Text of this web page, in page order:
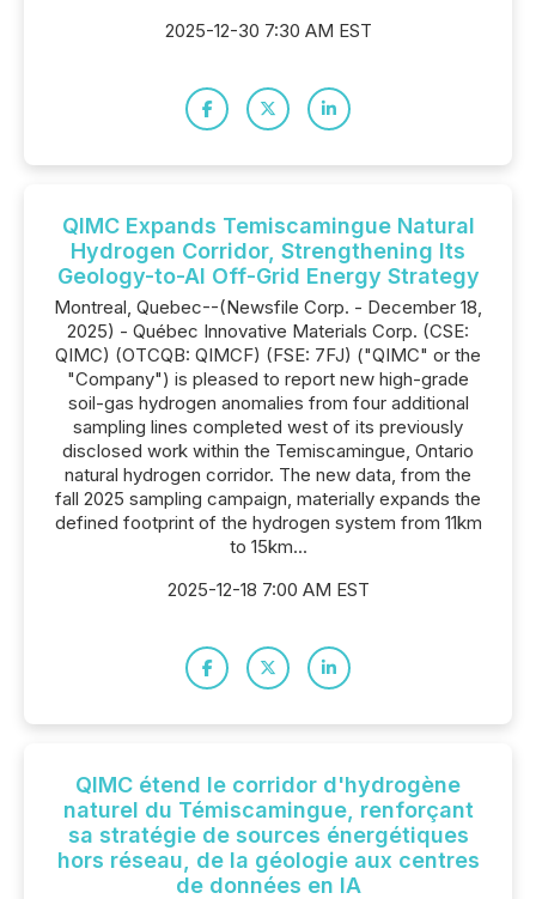
2025-12-30 7:30 AM EST
QIMC Expands Temiscamingue Natural
Hydrogen Corridor, Strengthening Its
Geology-to-AI Off-Grid Energy Strategy
Montreal, Quebec--(Newsfile Corp. - December 18,
2025) - Québec Innovative Materials Corp. (CSE:
QIMC) (OTCQB: QIMCF) (FSE: 7FJ) ("QIMC" or the
"Company") is pleased to report new high-grade
soil-gas hydrogen anomalies from four additional
sampling lines completed west of its previously
disclosed work within the Temiscamingue, Ontario
natural hydrogen corridor. The new data, from the
fall 2025 sampling campaign, materially expands the
defined footprint of the hydrogen system from 11km
to 15km...
2025-12-18 7:00 AM EST
QIMC étend le corridor d'hydrogène
naturel du Témiscamingue, renforçant
sa stratégie de sources énergétiques
hors réseau, de la géologie aux centres
de données en IA